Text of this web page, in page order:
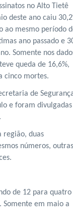
no Alto Tietê
deste ano caiu
ao mesmo período
ano passado e
Somente nos
queda de 16,6%,
cinco mortes.
de
e foram divulgadas
região, duas
números, outras
de 12 para quatro
em maio a